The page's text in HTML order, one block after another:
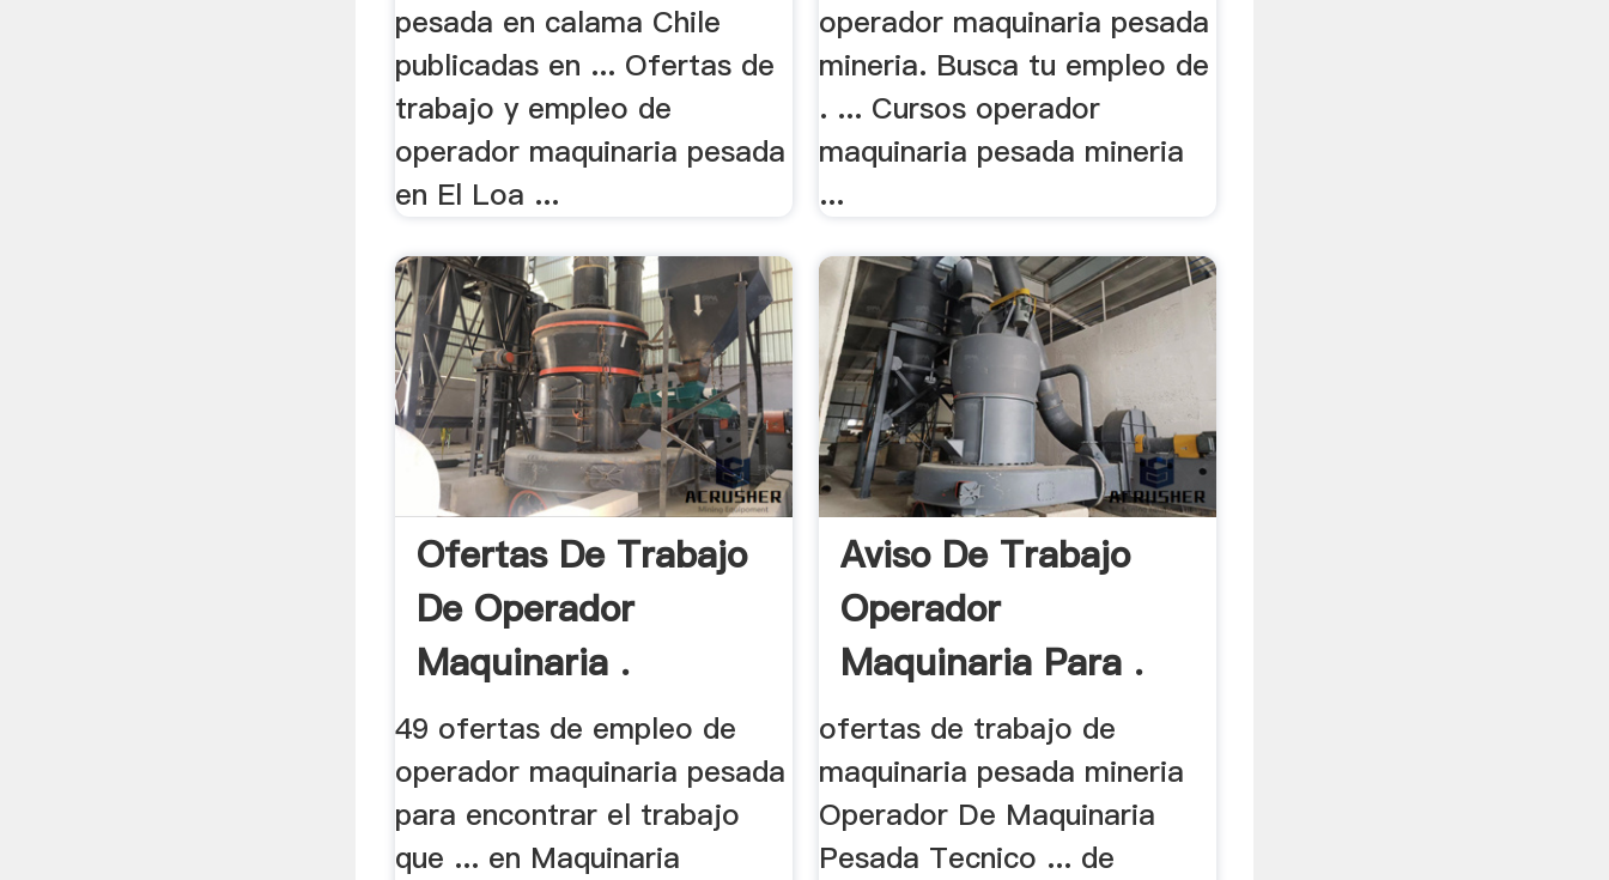
pesada en calama Chile
publicadas en ... Ofertas de
trabajo y empleo de
operador maquinaria pesada
en El Loa ...
operador maquinaria pesada
mineria. Busca tu empleo de
. ... Cursos operador
maquinaria pesada mineria
...
Ofertas De Trabajo
De Operador
Maquinaria .
49 ofertas de empleo de
operador maquinaria pesada
para encontrar el trabajo
que ... en Maquinaria
Aviso De Trabajo
Operador
Maquinaria Para .
ofertas de trabajo de
maquinaria pesada mineria
Operador De Maquinaria
Pesada Tecnico ... de